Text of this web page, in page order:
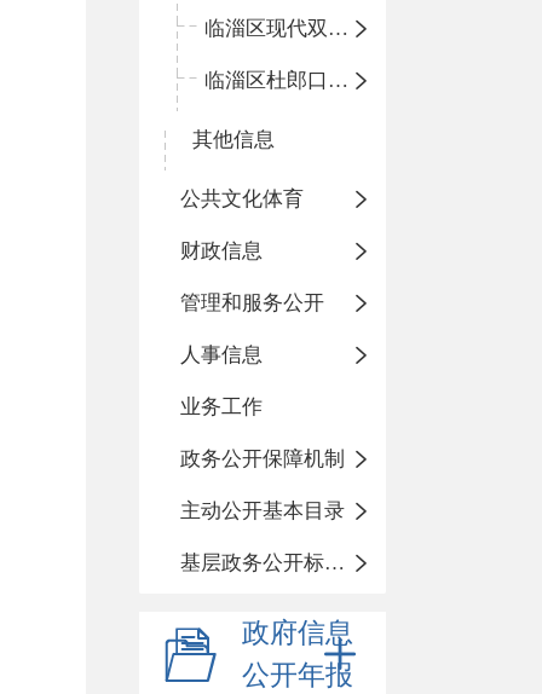
临淄区现代双语学校
临淄区杜郎口小学
其他信息
公共文化体育
财政信息
管理和服务公开
人事信息
业务工作
政务公开保障机制
主动公开基本目录
基层政务公开标准化目录
政府信息
公开年报